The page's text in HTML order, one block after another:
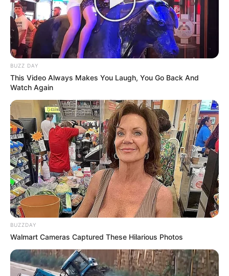
BUZZ DAY
This Video Always Makes You Laugh, You Go Back And
Watch Again
BUZZDAY
Walmart Cameras Captured These Hilarious Photos